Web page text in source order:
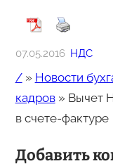
07.05.2016 НДС
/» Новости
кадров» Вычет
в счете-фактуре
Добавить